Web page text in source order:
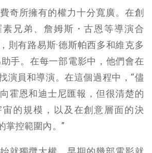
奇所擁有的權力十分寬廣。在創
兄弟、詹姆斯・古恩等導演合
則有路易斯·德斯帕西多和維克多
手。在每一部電影中，他們會在
演員和導演。在這個過程中，“儘
霍恩和迪士尼匯報，但很清楚的
的規模，以及在創意層面的決
掌控範圍內。”